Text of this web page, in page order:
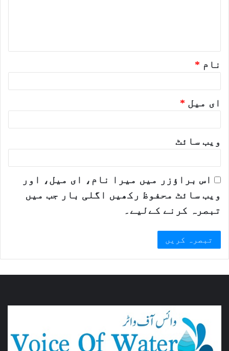
نام *
ای میل *
ویب‌ سائٹ
اس براؤزر میں میرا نام، ای میل، اور
ویب سائٹ محفوظ رکھیں اگلی بار جب میں
تبصرہ کرنے کےلیے۔